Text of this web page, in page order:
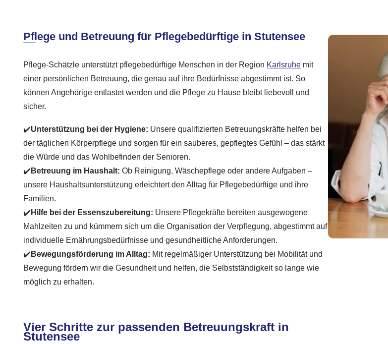
Pflege und Betreuung für Pflegebedürftige in Stutensee
Pflege-Schätzle unterstützt pflegebedürftige Menschen in der Region Karlsruhe mit
einer persönlichen Betreuung, die genau auf ihre Bedürfnisse abgestimmt ist. So
können Angehörige entlastet werden und die Pflege zu Hause bleibt liebevoll und
sicher.
✔️Unterstützung bei der Hygiene: Unsere qualifizierten Betreuungskräfte helfen bei
der täglichen Körperpflege und sorgen für ein sauberes, gepflegtes Gefühl – das stärkt
die Würde und das Wohlbefinden der Senioren.
✔️ Betreuung im Haushalt: Ob Reinigung, Wäschepflege oder andere Aufgaben –
unsere Haushaltsunterstützung erleichtert den Alltag für Pflegebedürftige und ihre
Familien.
✔️ Hilfe bei der Essenszubereitung: Unsere Pflegekräfte bereiten ausgewogene
Mahlzeiten zu und kümmern sich um die Organisation der Verpflegung, abgestimmt auf
individuelle Ernährungsbedürfnisse und gesundheitliche Anforderungen.
✔️ Bewegungsförderung im Alltag: Mit regelmäßiger Unterstützung bei Mobilität und
Bewegung fördern wir die Gesundheit und helfen, die Selbstständigkeit so lange wie
möglich zu erhalten.
Vier Schritte zur passenden Betreuungskraft in
Stutensee